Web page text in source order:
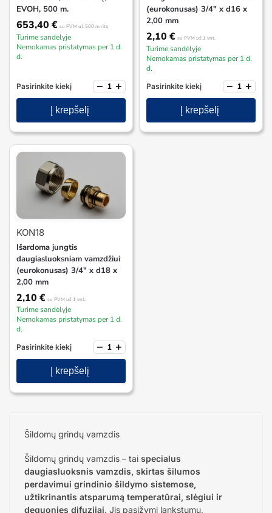
EVOH, 500 m.
653,40 € su PVM už 500 m ritę
Turime sandėlyje
Nemokamas pristatymas per 1 d.
d.
Pasirinkite kiekį − +
Į krepšelį
(eurokonusas) 3/4″ x d16 x
2,00 mm
2,10 € su PVM už 1 vnt.
Turime sandėlyje
Nemokamas pristatymas per 1 d.
d.
Pasirinkite kiekį − +
Į krepšelį
KON18
Išardoma jungtis
daugiasluoksniam vamzdžiui
(eurokonusas) 3/4″ x d18 x
2,00 mm
2,10 € su PVM už 1 vnt.
Turime sandėlyje
Nemokamas pristatymas per 1 d.
d.
Pasirinkite kiekį − +
Į krepšelį
Šildomų grindų vamzdis
Šildomų grindų vamzdis – tai specialus
daugiasluoksnis vamzdis, skirtas šilumos
perdavimui grindinio šildymo sistemose,
užtikrinantis atsparumą temperatūrai, slėgiui ir
deguonies difuzijai. Jis pasižymi lankstumu,